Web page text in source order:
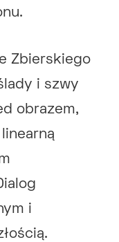
Zbierskiego
i szwy
obrazem,
i